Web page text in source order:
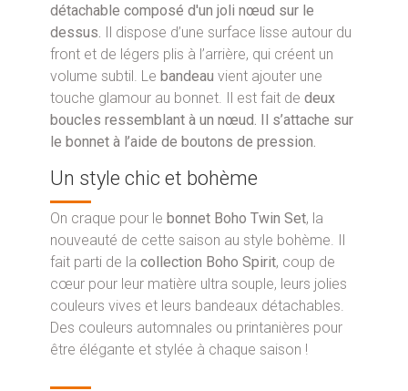
détachable composé d'un joli nœud sur le
dessus. Il dispose d’une surface lisse autour du
front et de légers plis à l’arrière, qui créent un
volume subtil. Le bandeau vient ajouter une
touche glamour au bonnet. Il est fait de deux
boucles ressemblant à un nœud. Il s’attache sur
le bonnet à l’aide de boutons de pression.
Un style chic et bohème
On craque pour le bonnet Boho Twin Set, la
nouveauté de cette saison au style bohème. Il
fait parti de la collection Boho Spirit, coup de
cœur pour leur matière ultra souple, leurs jolies
couleurs vives et leurs bandeaux détachables.
Des couleurs automnales ou printanières pour
être élégante et stylée à chaque saison !